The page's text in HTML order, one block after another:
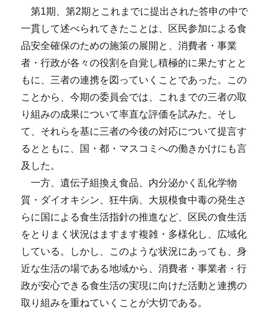
第1期、第2期とこれまでに提出された答申の中で
一貫して述べられてきたことは、区民参加による食
品安全確保のための施策の展開と、消費者・事業
者・行政が各々の役割を自覚し積極的に果たすとと
もに、三者の連携を図っていくことであった。この
ことから、今期の委員会では、これまでの三者の取
り組みの成果について率直な評価を試みた。そし
て、それらを基に三者の今後の対応について提言す
るとともに、国・都・マスコミへの働きかけにも言
及した。
一方、遺伝子組換え食品、内分泌かく乱化学物
質・ダイオキシン、狂牛病、大規模食中毒の発生さ
らに国による食生活指針の推進など、区民の食生活
をとりまく状況はますます複雑・多様化し、広域化
している。しかし、このような状況にあっても、身
近な生活の場である地域から、消費者・事業者・行
政が安心できる食生活の実現に向けた活動と連携の
取り組みを重ねていくことが大切である。